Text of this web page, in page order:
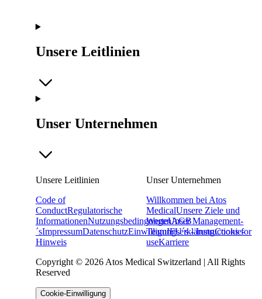
Unsere Leitlinien
Unser Unternehmen
Unsere Leitlinien
Code of
ConductRegulatorische
InformationenNutzungsbedingungenAGB
´sImpressumDatenschutzEinwilligungserklärungCookie-
Hinweis
Unser Unternehmen
Willkommen bei Atos
MedicalUnsere Ziele und
WerteUnser Management-
TeamIFU´s - Instructions for
useKarriere
Copyright © 2026 Atos Medical Switzerland | All Rights
Reserved
Cookie-Einwilligung